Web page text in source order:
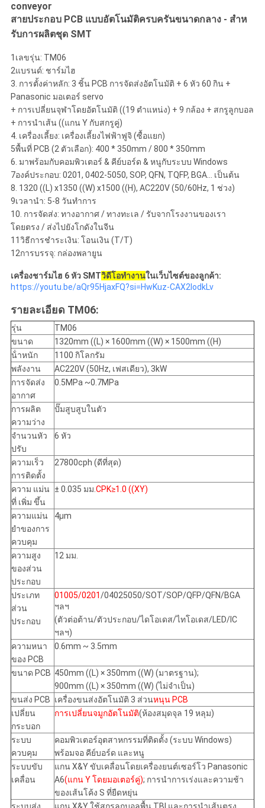
ตัว
conveyor
สายประกอบ PCB แบบอัตโนมัติครบครันขนาดกลาง - สําห
รับการผลิตชุด SMT
1เลขรุ่น: TM06
2แบรนด์: ชาร์มไฮ
3. การตั้งค่าหลัก: 3 ชิ้น PCB การจัดส่งอัตโนมัติ + 6 หัว 60 กิน +
Panasonic มอเตอร์ servo
+ การเปลี่ยนจุฬาโดยอัตโนมัติ ((19 ตําแหน่ง) + 9 กล้อง + สกรูลูกบอล
+ การนําเส้น ((แกน Y กับสกรูคู่)
4. เครื่องเลี้ยง: เครื่องเลี้ยงไฟฟ้าฟูจิ (ซื้อแยก)
5พื้นที่ PCB (2 ตัวเลือก): 400 * 350mm / 800 * 350mm
6. มาพร้อมกับคอมพิวเตอร์ & คีย์บอร์ด & หนูกับระบบ Windows
7องค์ประกอบ: 0201, 0402-5050, SOP, QFN, TQFP, BGA... เป็นต้น
8. 1320 ((L) x1350 ((W) x1500 ((H), AC220V (50/60Hz, 1 ช่วง)
9เวลานํา: 5-8 วันทําการ
10. การจัดส่ง: ทางอากาศ / ทางทะเล / รับจากโรงงานของเรา
โดยตรง / ส่งไปยังโกดังในจีน
11วิธีการชําระเงิน: โอนเงิน (T/T)
12การบรรจุ: กล่องพลายูน
เครื่องชาร์มไฮ 6 หัว SMTวิดีโอทํางานในเว็บไซต์ของลูกค้า:
https://youtu.be/aQr95HjaxFQ?si=HwKuz-CAX2lodkLv
รายละเอียด TM06:
รุ่น
TM06
ขนาด
1320mm ((L) × 1600mm ((W) × 1500mm ((H)
น้ําหนัก
1100 กิโลกรัม
พลังงาน
AC220V (50Hz, เฟสเดียว), 3kW
การจัดส่ง
อากาศ
0.5MPa ~0.7MPa
การผลิต
ความว่าง
ปั๊มสูบสูบในตัว
จํานวนหัว
ปรับ
6 หัว
ความเร็ว
การติดตั้ง
27800cph (ดีที่สุด)
ความ แม่น
ที่ เพิ่ม ขึ้น
± 0.035 มม.CPK≥1.0 ((XY)
ความแม่น
ยําของการ
ควบคุม
4μm
ความสูง
ของส่วน
ประกอบ
12 มม.
ประเภท
ส่วน
ประกอบ
01005/0201/04025050/SOT/SOP/QFP/QFN/BGA
ฯลฯ
(ตัวต่อต้าน/ตัวประกอบ/ไดโอเดส/ไทโอเดส/LED/IC
ฯลฯ)
ความหนา
ของ PCB
0.6mm ~ 3.5mm
ขนาด PCB 450mm ((L) × 350mm ((W) (มาตรฐาน);
900mm ((L) × 350mm ((W) (ไม่จําเป็น)
ขนส่ง PCB เครื่องขนส่งอัตโนมัติ 3 ส่วนหนุน PCB
เปลี่ยน
กระบอก
การเปลี่ยนจมูกอัตโนมัติ(ห้องสมุดจุล 19 หลุม)
ระบบ
ควบคุม
คอมพิวเตอร์อุตสาหกรรมที่ติดตั้ง (ระบบ Windows)
พร้อมจอ คีย์บอร์ด และหนู
ระบบขับ
เคลื่อน
แกน X&Y ขับเคลื่อนโดยเครื่องยนต์เซอร์โว Panasonic
A6(แกน Y โดยมอเตอร์คู่); การนําการเร่งและความช้า
ของเส้นโค้ง S ที่ยืดหยุ่น